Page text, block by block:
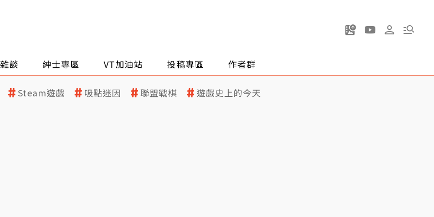
談 紳士專區 VT加油站 投稿專區 作者群
Steam遊戲 吸點迷因 聯盟戰棋 遊戲史上的今天